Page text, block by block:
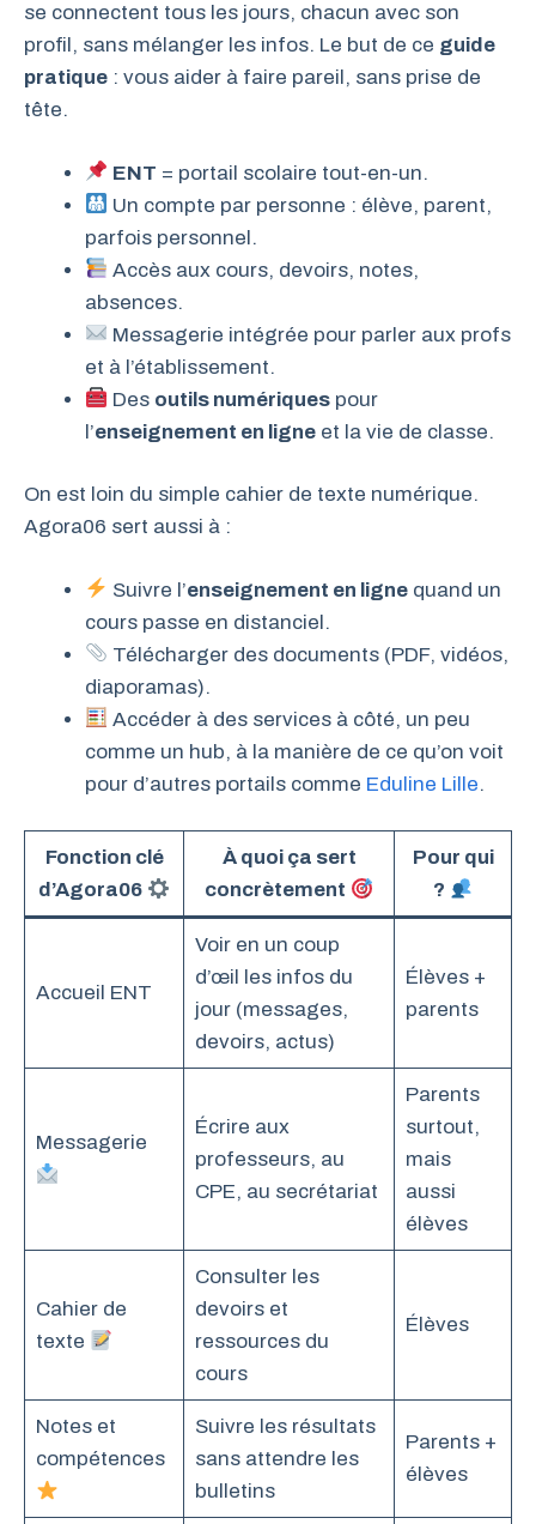
se connectent tous les jours, chacun avec son
profil, sans mélanger les infos. Le but de ce guide
pratique : vous aider à faire pareil, sans prise de
tête.
ENT = portail scolaire tout-en-un.
Un compte par personne : élève, parent,
parfois personnel.
Accès aux cours, devoirs, notes,
absences.
Messagerie intégrée pour parler aux profs
et à l’établissement.
Des outils numériques pour
l’enseignement en ligne et la vie de classe.
On est loin du simple cahier de texte numérique.
Agora06 sert aussi à :
Suivre l’enseignement en ligne quand un
cours passe en distanciel.
Télécharger des documents (PDF, vidéos,
diaporamas).
Accéder à des services à côté, un peu
comme un hub, à la manière de ce qu’on voit
pour d’autres portails comme Eduline Lille.
Fonction clé
d’Agora06
À quoi ça sert
concrètement
Pour qui
?
Accueil ENT
Voir en un coup
d’œil les infos du
jour (messages,
devoirs, actus)
Élèves +
parents
Messagerie
Écrire aux
professeurs, au
CPE, au secrétariat
Parents
surtout,
mais
aussi
élèves
Cahier de
texte
Consulter les
devoirs et
ressources du
cours
Élèves
Notes et
compétences
Suivre les résultats
sans attendre les
bulletins
Parents +
élèves